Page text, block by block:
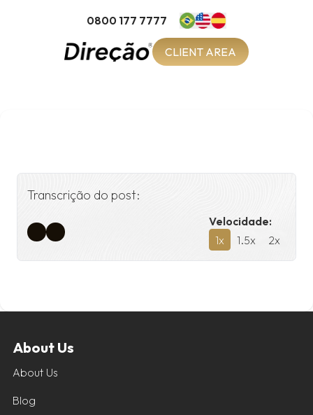
0800 177 7777
CLIENT AREA
Transcrição do post:
Velocidade:
1x 1.5x 2x
About Us
About Us
Blog